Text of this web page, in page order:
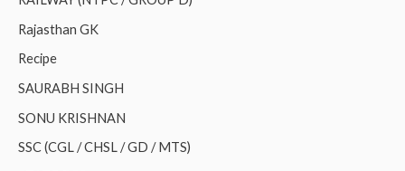
Rajasthan GK
Recipe
SAURABH SINGH
SONU KRISHNAN
SSC (CGL / CHSL / GD / MTS)